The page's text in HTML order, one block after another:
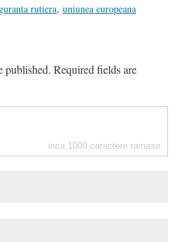
rutiera, uniunea europeana
published. Required fields are
inca 1000 caractere ramase